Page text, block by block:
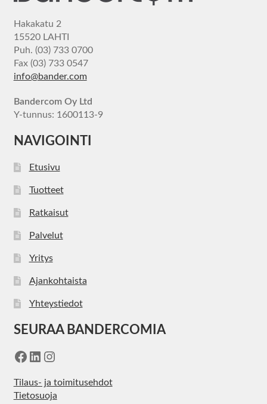
Hakakatu 2
15520 LAHTI
Puh. (03) 733 0700
Fax (03) 733 0547
info@bander.com
Bandercom Oy Ltd
Y-tunnus: 1600113-9
NAVIGOINTI
Etusivu
Tuotteet
Ratkaisut
Palvelut
Yritys
Ajankohtaista
Yhteystiedot
SEURAA BANDERCOMIA
Facebook
LinkedIn
Instagram
Tilaus- ja toimitusehdot
Tietosuoja